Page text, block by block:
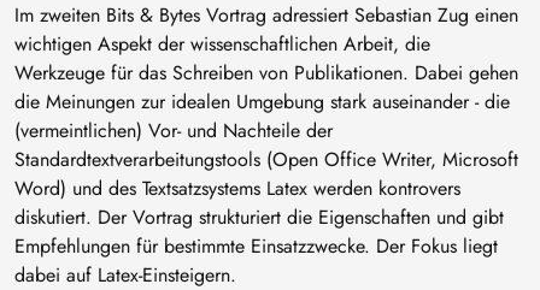
Im zweiten Bits & Bytes Vortrag adressiert Sebastian Zug einen
wichtigen Aspekt der wissenschaftlichen Arbeit, die
Werkzeuge für das Schreiben von Publikationen. Dabei gehen
die Meinungen zur idealen Umgebung stark auseinander - die
(vermeintlichen) Vor- und Nachteile der
Standardtextverarbeitungstools (Open Office Writer, Microsoft
Word) und des Textsatzsystems Latex werden kontrovers
diskutiert. Der Vortrag strukturiert die Eigenschaften und gibt
Empfehlungen für bestimmte Einsatzzwecke. Der Fokus liegt
dabei auf Latex-Einsteigern.